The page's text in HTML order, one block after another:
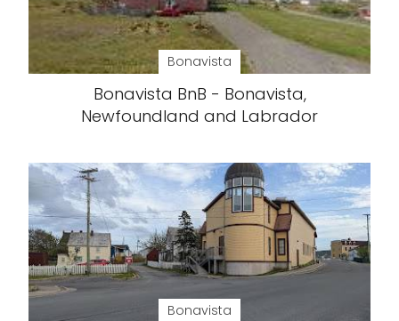
Bonavista
Bonavista BnB - Bonavista,
Newfoundland and Labrador
Bonavista